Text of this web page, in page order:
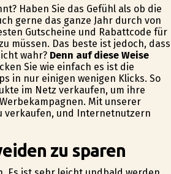
Haben Sie das Gefühl als ob die
gerne das ganze Jahr durch von
Gutscheine und Rabattcode für
müssen. Das beste ist jedoch, dass
wahr? Denn auf diese Weise
Sie wie einfach es ist die
in nur einigen wenigen Klicks. So
im Netz verkaufen, um ihre
Mit unserer
verkaufen, und Internetnutzern
zu sparen